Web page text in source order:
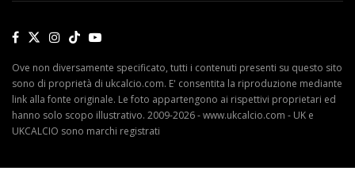
Ove non diversamente specificato, tutti i contenuti presenti su questo sito
sono di proprietà di ukcalcio.com. E' consentita la riproduzione mediante
link alla fonte originale. Le foto appartengono ai rispettivi proprietari ed
hanno solo scopo illustrativo. 2009-2026 - www.ukcalcio.com - UK e
UKCALCIO sono marchi registrati